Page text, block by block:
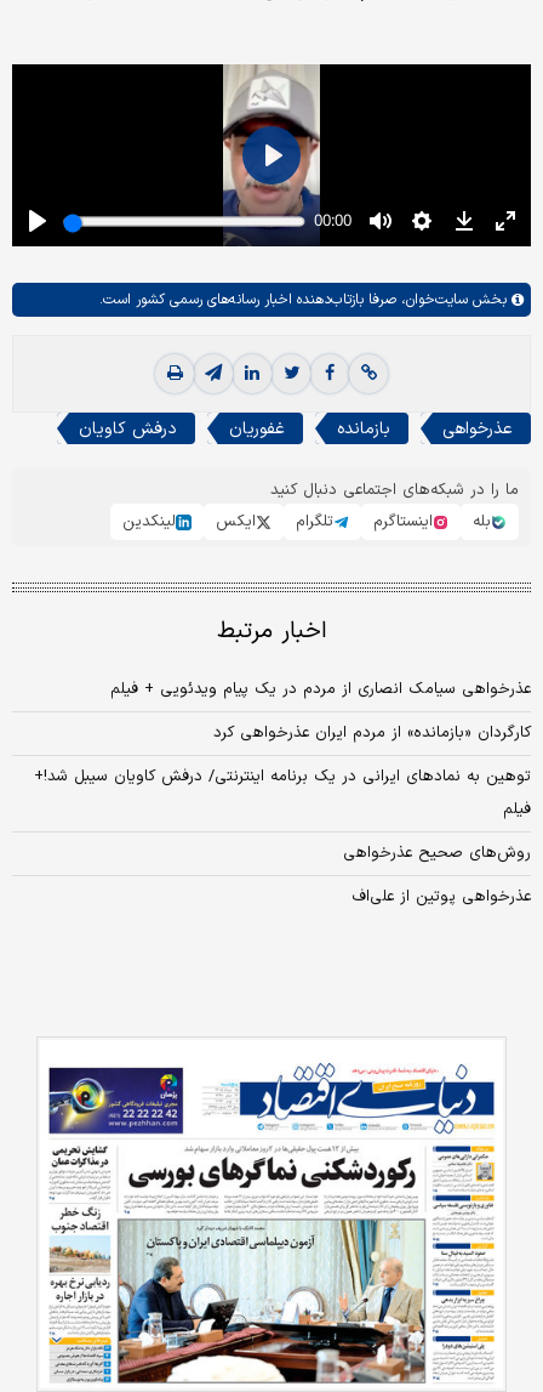
بخش سایت‌خوان، صرفا بازتاب‌دهنده اخبار رسانه‌های رسمی کشور است.
عذرخواهی بازمانده غفوریان درفش کاویان
ما را در شبکه‌های اجتماعی دنبال کنید
بله
اینستاگرم تلگرام ایکس لینکدین
اخبار مرتبط
عذرخواهی سیامک انصاری از مردم در یک پیام ویدئویی + فیلم
کارگردان «بازمانده» از مردم ایران عذرخواهی کرد
توهین به نماد‌های ایرانی در یک برنامه اینترنتی/ درفش کاویان سیبل شد!+
فیلم
روش‌های صحیح عذرخواهی
عذرخواهی پوتین از علی‌اف